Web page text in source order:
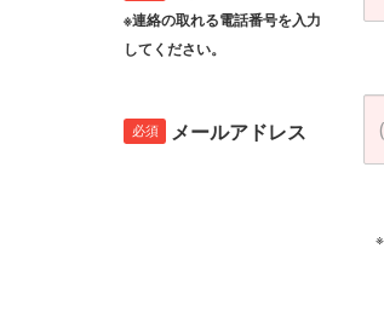
※連絡の取れる電話番号を入力
してください。
必須 メールアドレス
キャリアメールの場合、